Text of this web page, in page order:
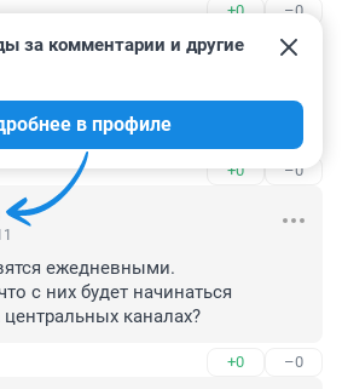
+0 –0
ещё продолжают
щелей?
+0 –0
за комментарии и другие
в профиле
ежедневными.
с них будет начинаться
каналах?
+0 –0